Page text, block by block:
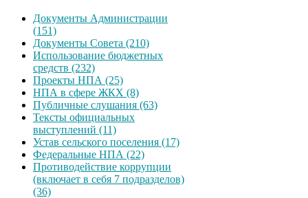
Документы Администрации
(151)
Документы Совета (210)
Использование бюджетных
средств (232)
Проекты НПА (25)
НПА в сфере ЖКХ (8)
Публичные слушания (63)
Тексты официальных
выступлений (11)
Устав сельского поселения (17)
Федеральные НПА (22)
Противодействие коррупции
(включает в себя 7 подразделов)
(36)